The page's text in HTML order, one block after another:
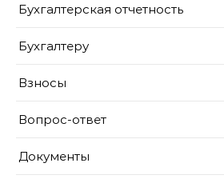
Бухгалтерская отчетность
Бухгалтеру
Взносы
Вопрос-ответ
Документы